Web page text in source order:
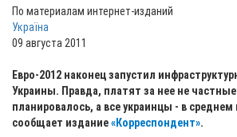
По материалам интернет-изданий
Україна
09 августа 2011
Евро-2012 наконец запустил
Украины. Правда, платят за нее не
планировалось, а все украинцы - в среднем
сообщает издание«Корреспондент».